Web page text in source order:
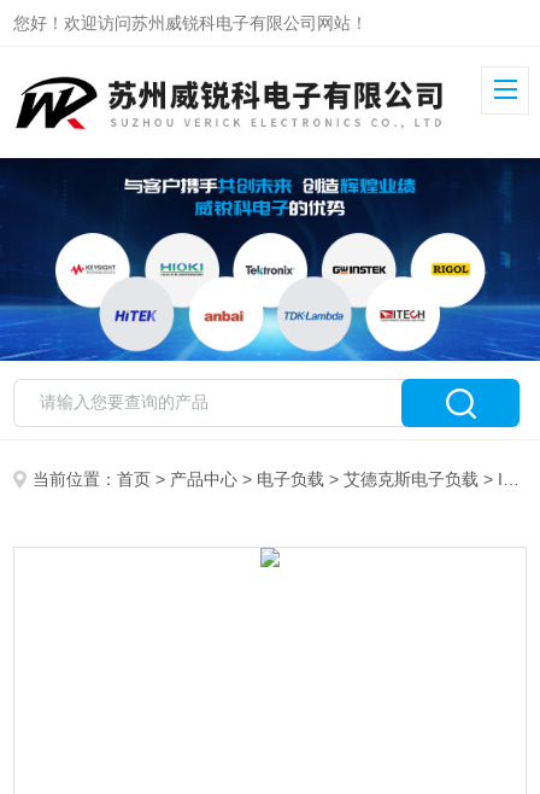
您好！欢迎访问苏州威锐科电子有限公司网站！
当前位置：首页 > 产品中心 > 电子负载 >艾德克斯电子负载 > IT8512B+艾德克斯直流电子负载